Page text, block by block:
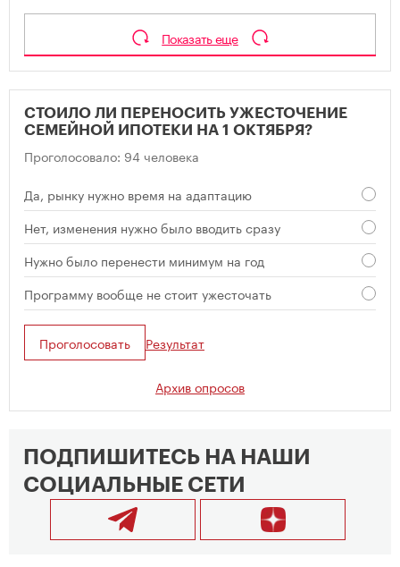
Показать еще
СТОИЛО ЛИ ПЕРЕНОСИТЬ УЖЕСТОЧЕНИЕ
СЕМЕЙНОЙ ИПОТЕКИ НА 1 ОКТЯБРЯ?
Проголосовало: 94 человека
Да, рынку нужно время на адаптацию
Нет, изменения нужно было вводить сразу
Нужно было перенести минимум на год
Программу вообще не стоит ужесточать
Проголосовать Результат
Архив опросов
ПОДПИШИТЕСЬ НА НАШИ
СОЦИАЛЬНЫЕ СЕТИ